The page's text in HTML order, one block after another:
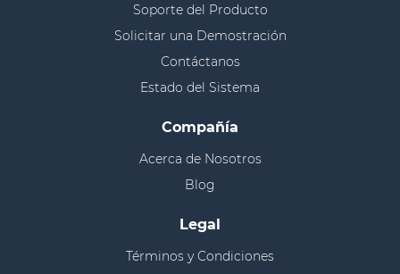
Soporte del Producto
Solicitar una Demostración
Contáctanos
Estado del Sistema
Compañía
Acerca de Nosotros
Blog
Legal
Términos y Condiciones